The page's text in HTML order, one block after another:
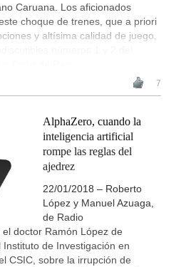
Caruana. Los aficionados
choque de trenes, que a priori
y altísima calidad de juego,
7
AlphaZero, cuando la
inteligencia artificial
rompe las reglas del
ajedrez
22/01/2018 – Roberto
López y Manuel Azuaga,
de Radio
doctor Ramón López de
de Investigación en
CSIC, sobre la irrupción de